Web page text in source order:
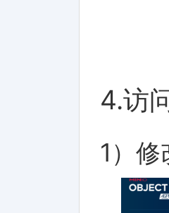
4.访
1）